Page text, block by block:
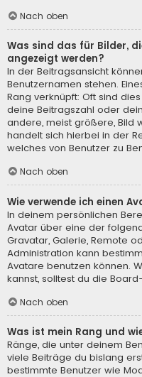
Nach oben
Was sind das für Bilder,
angezeigt werden?
In der Beitragsansicht
Benutzernamen stehen.
Rang verknüpft: Oft sind
deine Beitragszahl oder
andere, meist größere, Bild
handelt sich hierbei in der
welches von Benutzer zu
Nach oben
Wie verwende ich einen
In deinem persönlichen
Avatar über eine der
Gravatar, Galerie, Remote
Administration kann
Avatare benutzen können.
kannst, solltest du die
Nach oben
Was ist mein Rang und
Ränge, die unter deinem
viele Beiträge du bislang
bestimmte Benutzer wie